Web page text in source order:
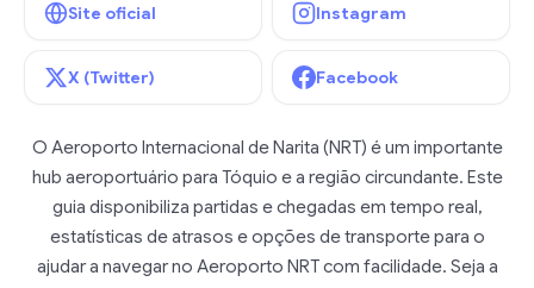
Site oficial Instagram
X (Twitter) Facebook
O Aeroporto Internacional de Narita (NRT) é um importante
hub aeroportuário para Tóquio e a região circundante. Este
guia disponibiliza partidas e chegadas em tempo real,
estatísticas de atrasos e opções de transporte para o
ajudar a navegar no Aeroporto NRT com facilidade. Seja a